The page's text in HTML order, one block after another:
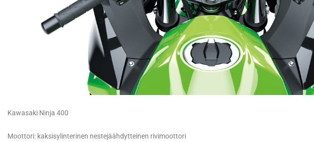
Kawasaki Ninja 400
Moottori: kaksisylinterinen nestejäähdytteinen rivimoottori